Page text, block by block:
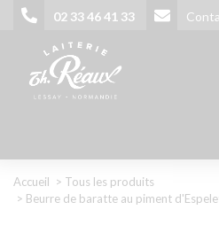
Aller
contenu
principal
02 33 46 41 33
Fil
Accueil
Tous les produits
Beurre de baratte au piment